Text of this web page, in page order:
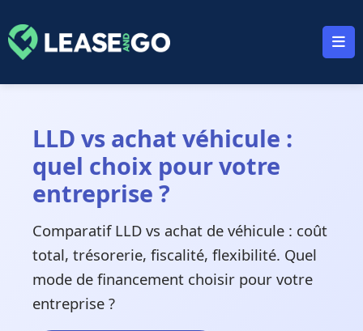
LLD vs achat véhicule :
quel choix pour votre
entreprise ?
Comparatif LLD vs achat de véhicule : coût
total, trésorerie, fiscalité, flexibilité. Quel
mode de financement choisir pour votre
entreprise ?